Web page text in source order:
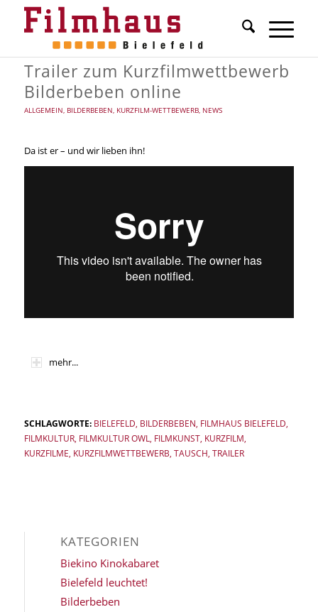
Trailer zum Kurzfilmwettbewerb
Bilderbeben online
ALLGEMEIN, BILDERBEBEN, KURZFILM-WETTBEWERB, NEWS
Da ist er – und wir lieben ihn!
mehr...
SCHLAGWORTE: BIELEFELD BILDERBEBEN FILMHAUS BIELEFELD
FILMKULTUR, FILMKULTUR OWL FILMKUNST, KURZFILM
KURZFILME KURZFILMWETTBEWERB TAUSCH TRAILER
KATEGORIEN
Biekino Kinokabaret
Bielefeld leuchtet!
Bilderbeben